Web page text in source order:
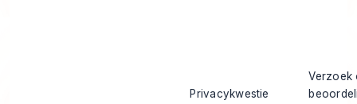
Privacykwestie
Verzoek